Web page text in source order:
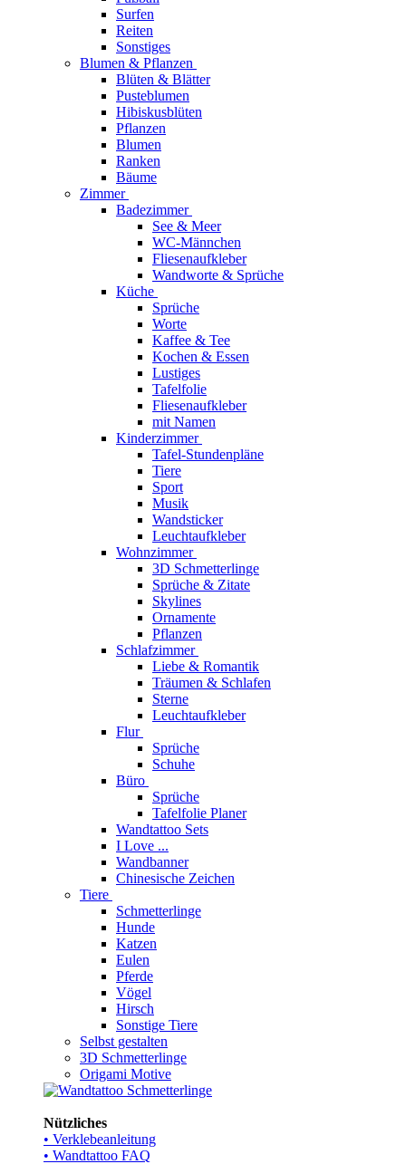
Surfen
Reiten
Sonstiges
Blumen & Pflanzen
Blüten & Blätter
Pusteblumen
Hibiskusblüten
Pflanzen
Blumen
Ranken
Bäume
Zimmer
Badezimmer
See & Meer
WC-Männchen
Fliesenaufkleber
Wandworte & Sprüche
Küche
Sprüche
Worte
Kaffee & Tee
Kochen & Essen
Lustiges
Tafelfolie
Fliesenaufkleber
mit Namen
Kinderzimmer
Tafel-Stundenpläne
Tiere
Sport
Musik
Wandsticker
Leuchtaufkleber
Wohnzimmer
3D Schmetterlinge
Sprüche & Zitate
Skylines
Ornamente
Pflanzen
Schlafzimmer
Liebe & Romantik
Träumen & Schlafen
Sterne
Leuchtaufkleber
Flur
Sprüche
Schuhe
Büro
Sprüche
Tafelfolie Planer
Wandtattoo Sets
I Love ...
Wandbanner
Chinesische Zeichen
Tiere
Schmetterlinge
Hunde
Katzen
Eulen
Pferde
Vögel
Hirsch
Sonstige Tiere
Selbst gestalten
3D Schmetterlinge
Origami Motive
Nützliches
• Verklebeanleitung
• Wandtattoo FAQ